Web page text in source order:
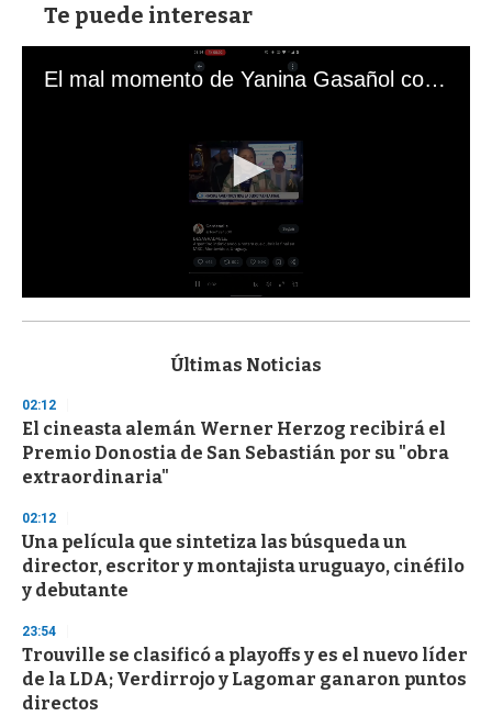
Te puede interesar
El mal momento de Yanina Gasañol con un hincha argentino en "Subrayado"
s
d
s
o
f
3
s
e
c
o
n
d
Últimas Noticias
02:12
El cineasta alemán Werner Herzog recibirá el
Premio Donostia de San Sebastián por su "obra
extraordinaria"
02:12
Una película que sintetiza las búsqueda un
director, escritor y montajista uruguayo, cinéfilo
y debutante
23:54
Trouville se clasificó a playoffs y es el nuevo líder
de la LDA; Verdirrojo y Lagomar ganaron puntos
directos